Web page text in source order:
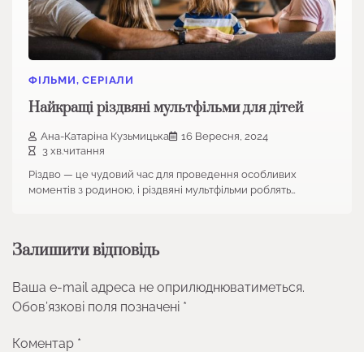
ФІЛЬМИ, СЕРІАЛИ
Найкращі різдвяні мультфільми для дітей
Ана-Катаріна Кузьмицька
16 Вересня, 2024
3 хв.читання
Різдво — це чудовий час для проведення особливих
моментів з родиною, і різдвяні мультфільми роблять…
Залишити відповідь
Ваша e-mail адреса не оприлюднюватиметься.
Обов’язкові поля позначені *
Коментар *